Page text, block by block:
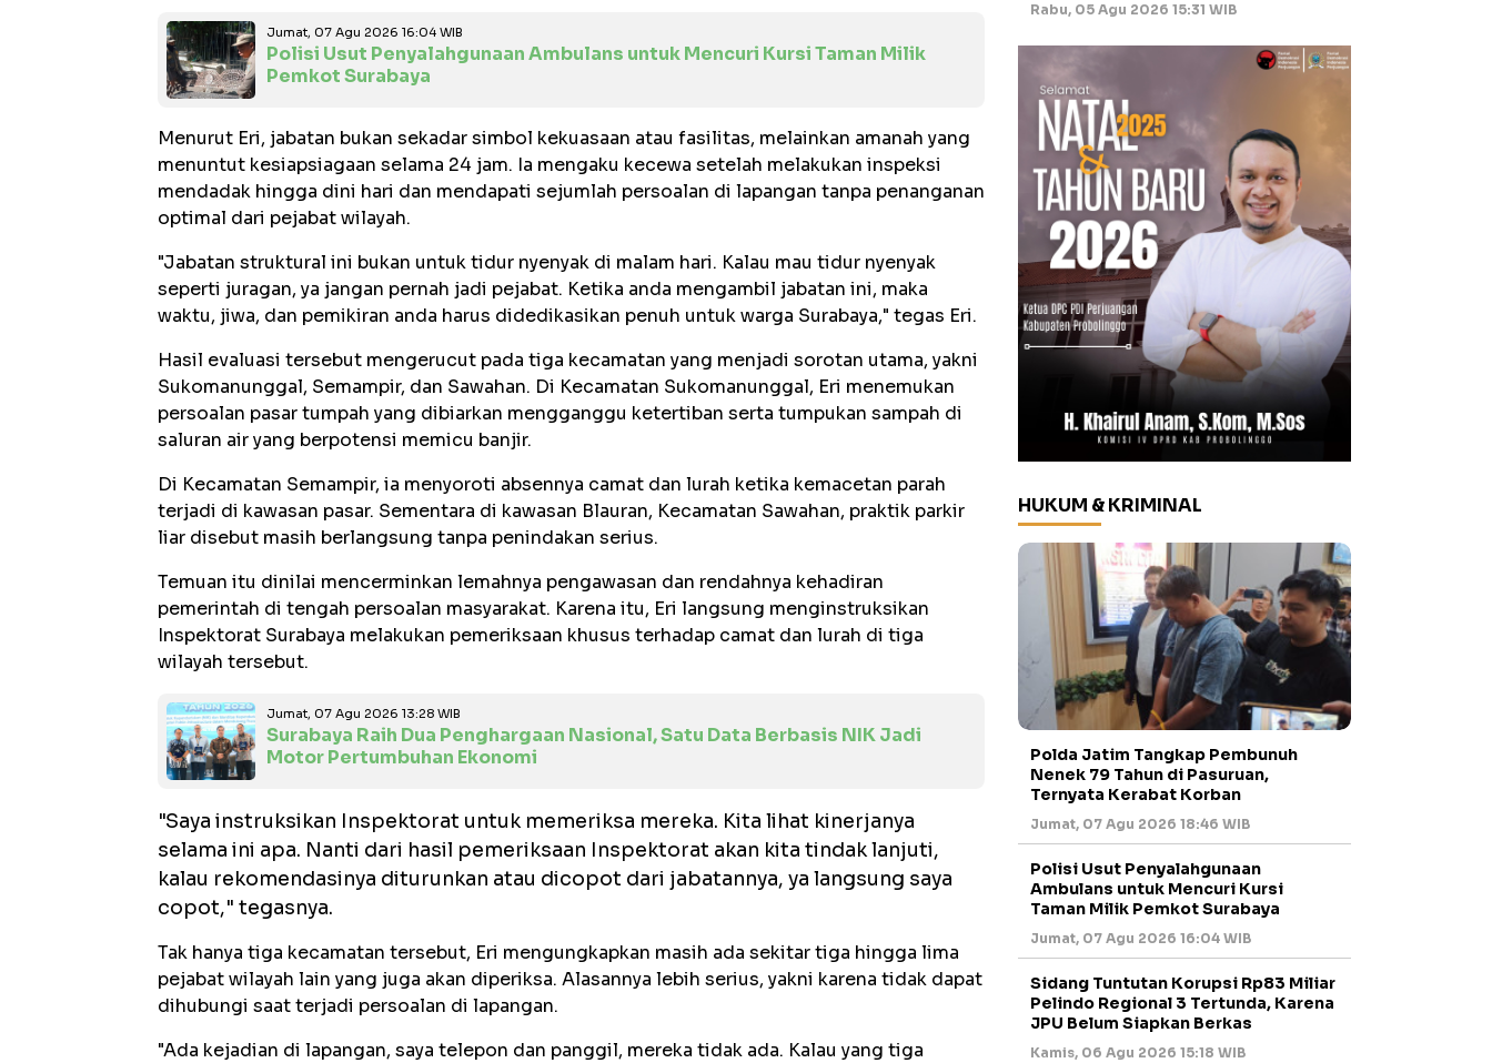
Jumat, 07 Agu 2026 16:04 WIB
Polisi Usut Penyalahgunaan Ambulans untuk Mencuri Kursi Taman Milik
Pemkot Surabaya
Menurut Eri, jabatan bukan sekadar simbol kekuasaan atau fasilitas, melainkan amanah yang
menuntut kesiapsiagaan selama 24 jam. Ia mengaku kecewa setelah melakukan inspeksi
mendadak hingga dini hari dan mendapati sejumlah persoalan di lapangan tanpa penanganan
optimal dari pejabat wilayah.
"Jabatan struktural ini bukan untuk tidur nyenyak di malam hari. Kalau mau tidur nyenyak
seperti juragan, ya jangan pernah jadi pejabat. Ketika anda mengambil jabatan ini, maka
waktu, jiwa, dan pemikiran anda harus didedikasikan penuh untuk warga Surabaya," tegas Eri.
Hasil evaluasi tersebut mengerucut pada tiga kecamatan yang menjadi sorotan utama, yakni
Sukomanunggal, Semampir, dan Sawahan. Di Kecamatan Sukomanunggal, Eri menemukan
persoalan pasar tumpah yang dibiarkan mengganggu ketertiban serta tumpukan sampah di
saluran air yang berpotensi memicu banjir.
Di Kecamatan Semampir, ia menyoroti absennya camat dan lurah ketika kemacetan parah
terjadi di kawasan pasar. Sementara di kawasan Blauran, Kecamatan Sawahan, praktik parkir
liar disebut masih berlangsung tanpa penindakan serius.
Temuan itu dinilai mencerminkan lemahnya pengawasan dan rendahnya kehadiran
pemerintah di tengah persoalan masyarakat. Karena itu, Eri langsung menginstruksikan
Inspektorat Surabaya melakukan pemeriksaan khusus terhadap camat dan lurah di tiga
wilayah tersebut.
Jumat, 07 Agu 2026 13:28 WIB
Surabaya Raih Dua Penghargaan Nasional, Satu Data Berbasis NIK Jadi
Motor Pertumbuhan Ekonomi
"Saya instruksikan Inspektorat untuk memeriksa mereka. Kita lihat kinerjanya
selama ini apa. Nanti dari hasil pemeriksaan Inspektorat akan kita tindak lanjuti,
kalau rekomendasinya diturunkan atau dicopot dari jabatannya, ya langsung saya
copot," tegasnya.
Tak hanya tiga kecamatan tersebut, Eri mengungkapkan masih ada sekitar tiga hingga lima
pejabat wilayah lain yang juga akan diperiksa. Alasannya lebih serius, yakni karena tidak dapat
dihubungi saat terjadi persoalan di lapangan.
"Ada kejadian di lapangan, saya telepon dan panggil, mereka tidak ada. Kalau yang tiga
Rabu, 05 Agu 2026 15:31 WIB
HUKUM & KRIMINAL
Polda Jatim Tangkap Pembunuh
Nenek 79 Tahun di Pasuruan,
Ternyata Kerabat Korban
Jumat, 07 Agu 2026 18:46 WIB
Polisi Usut Penyalahgunaan
Ambulans untuk Mencuri Kursi
Taman Milik Pemkot Surabaya
Jumat, 07 Agu 2026 16:04 WIB
Sidang Tuntutan Korupsi Rp83 Miliar
Pelindo Regional 3 Tertunda, Karena
JPU Belum Siapkan Berkas
Kamis, 06 Agu 2026 15:18 WIB